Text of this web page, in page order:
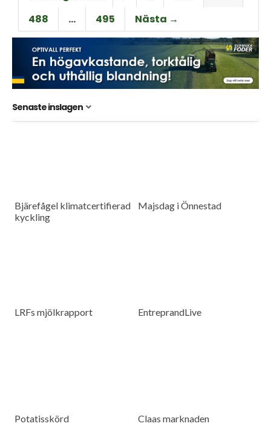
488
… 495 Nästa →
Senaste inslagen
Bjärefågel klimatcertifierad
kyckling
Majsdag i Önnestad
LRFs mjölkrapport EntreprandLive
Potatisskörd Claas marknaden